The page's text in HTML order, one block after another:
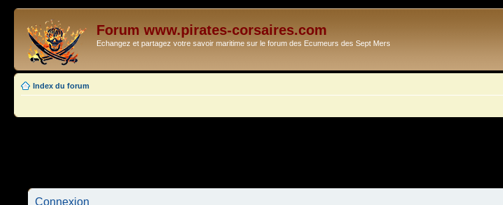
Forum www.pirates-corsaires.com
Echangez et partagez votre savoir maritime sur le forum des Ecumeurs des Sept Mers
Index du forum
Connexion